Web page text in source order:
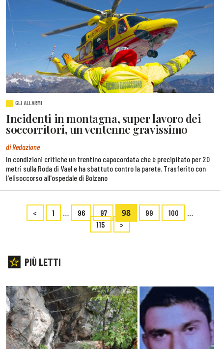
GLI ALLARMI
Incidenti in montagna, super lavoro dei
soccorritori, un ventenne gravissimo
di Redazione
In condizioni critiche un trentino capocordata che è precipitato per 20
metri sulla Roda di Vael e ha sbattuto contro la parete. Trasferito con
l'elisoccorso all'ospedale di Bolzano
< 1 … 96 97 98 99 100 …
115 >
PIÙ LETTI